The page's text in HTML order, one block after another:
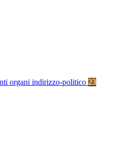
organi indirizzo-politico 23